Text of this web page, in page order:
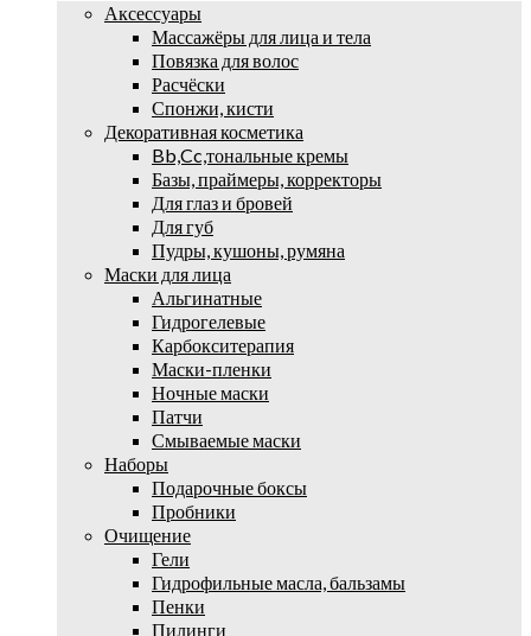
Аксессуары
Массажёры для лица и тела
Повязка для волос
Расчёски
Спонжи, кисти
Декоративная косметика
Bb,Cc,тональные кремы
Базы, праймеры, корректоры
Для глаз и бровей
Для губ
Пудры, кушоны, румяна
Маски для лица
Альгинатные
Гидрогелевые
Карбокситерапия
Маски-пленки
Ночные маски
Патчи
Смываемые маски
Наборы
Подарочные боксы
Пробники
Очищение
Гели
Гидрофильные масла, бальзамы
Пенки
Пилинги